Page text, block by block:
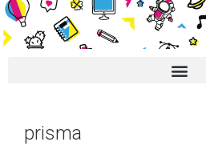
prisma